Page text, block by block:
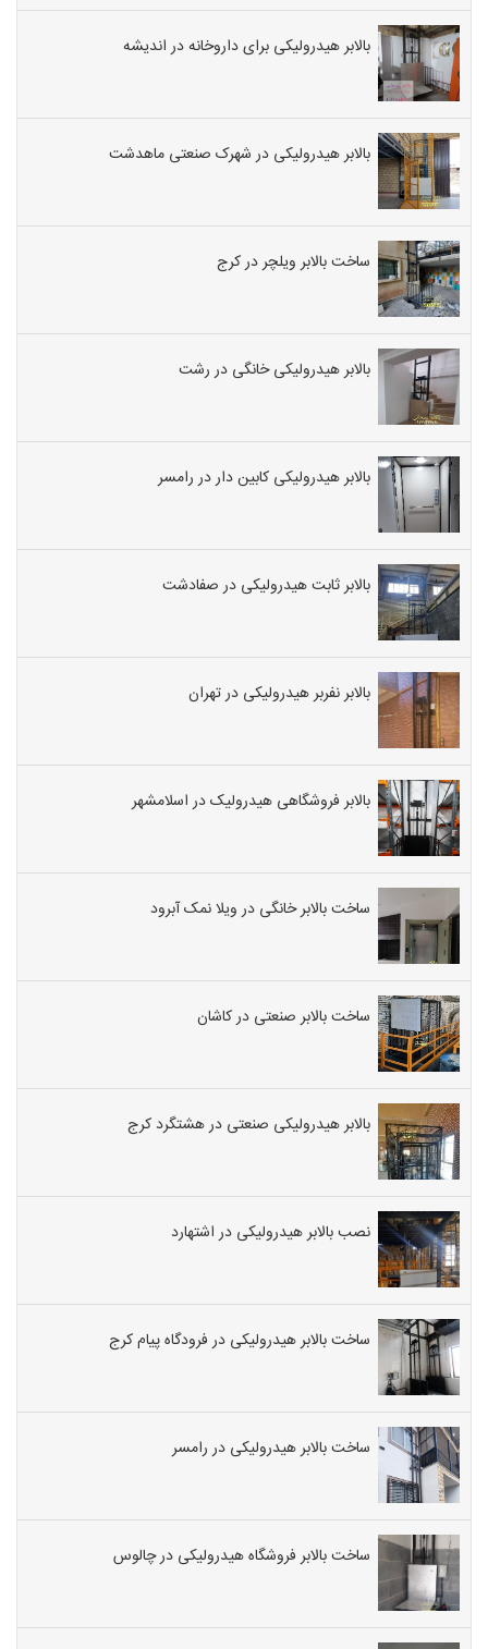
بالابر هیدرولیکی برای داروخانه در اندیشه
بالابر هیدرولیکی در شهرک صنعتی ماهدشت
ساخت بالابر ویلچر در کرج
بالابر هیدرولیکی خانگی در رشت
بالابر هیدرولیکی کابین دار در رامسر
بالابر ثابت هیدرولیکی در صفادشت
بالابر نفربر هیدرولیکی در تهران
بالابر فروشگاهی هیدرولیک در اسلامشهر
ساخت بالابر خانگی در ویلا نمک آبرود
ساخت بالابر صنعتی در کاشان
بالابر هیدرولیکی صنعتی در هشتگرد کرج
نصب بالابر هیدرولیکی در اشتهارد
ساخت بالابر هیدرولیکی در فرودگاه پیام کرج
ساخت بالابر هیدرولیکی در رامسر
ساخت بالابر فروشگاه هیدرولیکی در چالوس